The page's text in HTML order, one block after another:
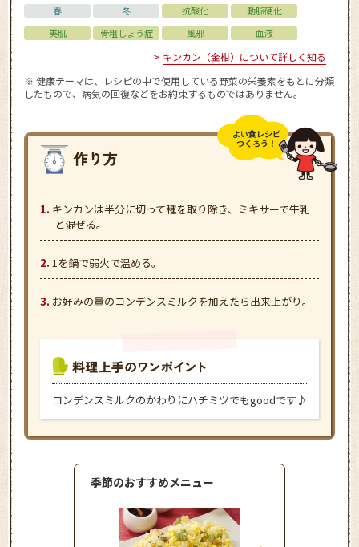
春 冬 抗酸化
動脈硬化
美肌
骨粗しょう症 風邪 血液
キンカン（金柑）について詳しく知る
※ 健康テーマは、レシピの中で使用している野菜の栄養素をもとに分類
したもので、病気の回復などをお約束するものではありません。
よい食レシピ
つくろう！
キンカンは半分に切って種を取り除き、ミキサーで牛乳
と混ぜる。
1を鍋で弱火で温める。
お好みの量のコンデンスミルクを加えたら出来上がり。
コンデンスミルクのかわりにハチミツでもgoodです♪
季節のおすすめメニュー